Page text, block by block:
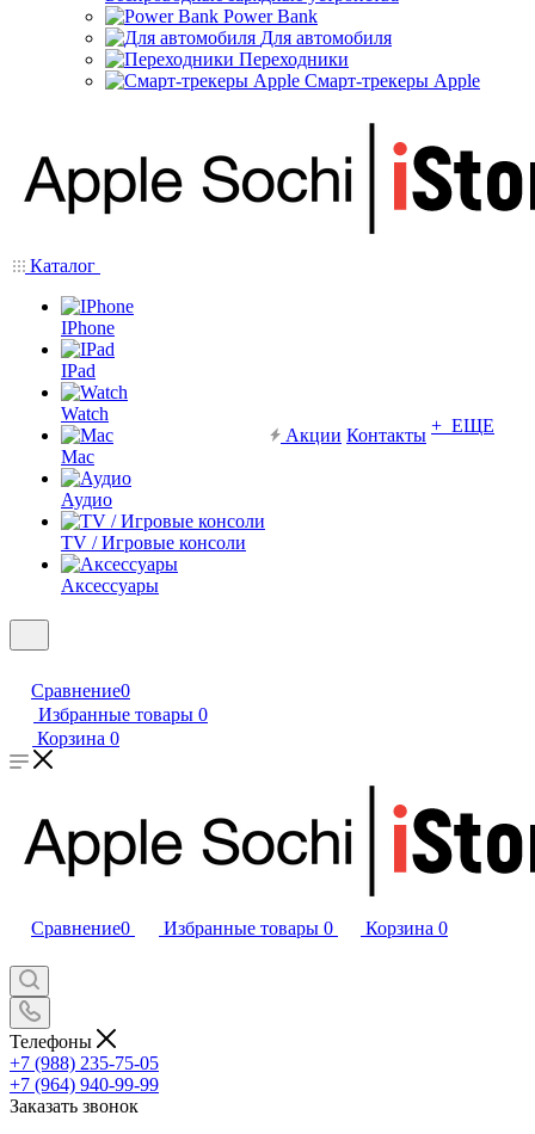
Power Bank
Для автомобиля
Переходники
Смарт-трекеры Apple
Каталог
IPhone
IPad
Watch
Mac
Аудио
TV / Игровые консоли
Аксессуары
Акции Контакты + ЕЩЕ
Сравнение0
Избранные товары 0
Корзина 0
Сравнение0 Избранные товары 0 Корзина 0
Телефоны
+7 (988) 235-75-05
+7 (964) 940-99-99
Заказать звонок